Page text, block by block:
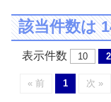
該当件数は
表示件数 10
« 前 1 次 »